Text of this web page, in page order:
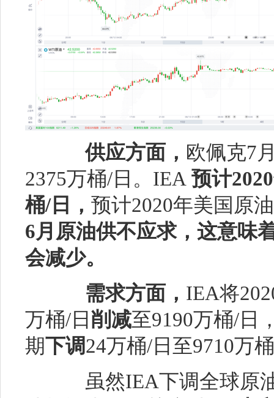
供应方面， 欧佩克7
2375万桶/日。IEA 预计
桶/日， 预计2020年美国原
6月原油供不应求，这意味
会减少。
需求方面， IEA将
万桶/日 削减至9190万桶/日
期下调24万桶/日至9710万
虽然IEA下调全球原油